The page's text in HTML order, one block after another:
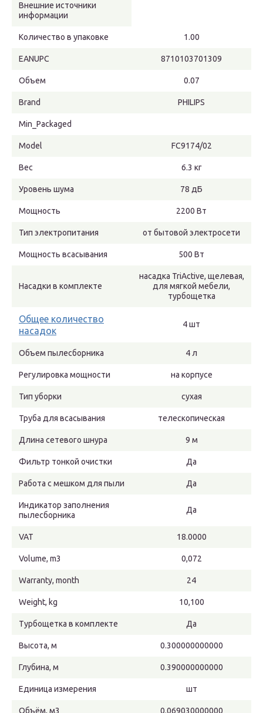
Внешние источники
информации
Количество в упаковке 1.00
EANUPC 8710103701309
Объем 0.07
Brand PHILIPS
Min_Packaged
Model FC9174/02
Вес 6.3 кг
Уровень шума 78 дБ
Мощность 2200 Вт
Тип электропитания от бытовой электросети
Мощность всасывания 500 Вт
Насадки в комплекте
насадка TriActive, щелевая,
для мягкой мебели,
турбощетка
Общее количество
насадок
4 шт
Объем пылесборника 4 л
Регулировка мощности на корпусе
Тип уборки сухая
Труба для всасывания телескопическая
Длина сетевого шнура 9 м
Фильтр тонкой очистки Да
Работа с мешком для пыли Да
Индикатор заполнения
пылесборника
Да
VAT 18.0000
Volume, m3 0,072
Warranty, month 24
Weight, kg 10,100
Турбощеткa в комплекте Да
Высота, м 0.300000000000
Глубина, м 0.390000000000
Единица измерения шт
Объём, м3 0.069030000000